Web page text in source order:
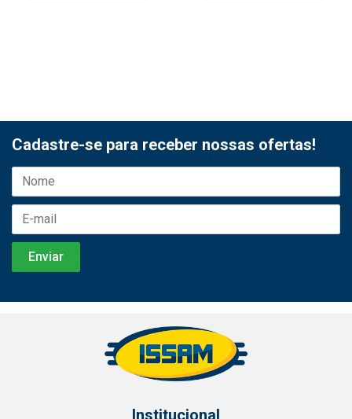
Cadastre-se para receber nossas ofertas!
Institucional